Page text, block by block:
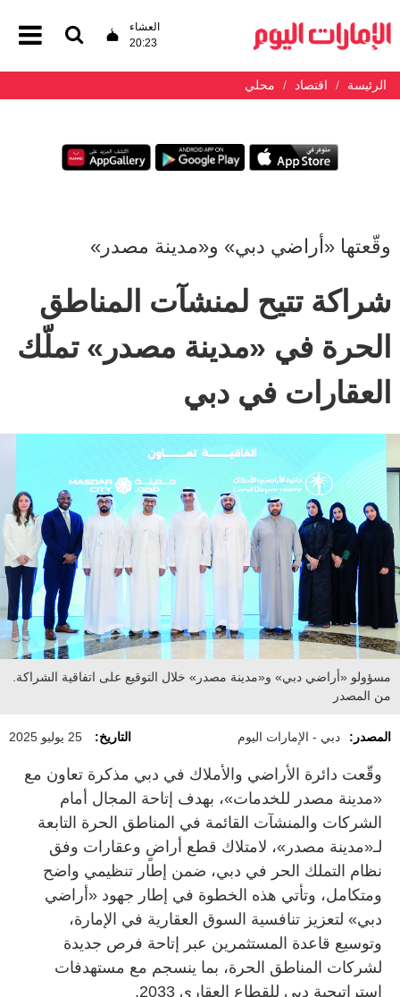
العشاء
20:23
الرئيسة اقتصاد محلي
وقّعتها «أراضي دبي» و«مدينة مصدر»
شراكة تتيح لمنشآت المناطق
الحرة في «مدينة مصدر» تملّك
العقارات في دبي
مسؤولو «أراضي دبي» و«مدينة مصدر» خلال التوقيع على اتفاقية الشراكة.
من المصدر
المصدر: دبي - الإمارات اليوم التاريخ: 25 يوليو 2025
وقّعت دائرة الأراضي والأملاك في دبي مذكرة تعاون مع
«مدينة مصدر للخدمات»، بهدف إتاحة المجال أمام
الشركات والمنشآت القائمة في المناطق الحرة التابعة
لـ«مدينة مصدر»، لامتلاك قطع أراضٍ وعقارات وفق
نظام التملك الحر في دبي، ضمن إطار تنظيمي واضح
ومتكامل، وتأتي هذه الخطوة في إطار جهود «أراضي
دبي» لتعزيز تنافسية السوق العقارية في الإمارة،
وتوسيع قاعدة المستثمرين عبر إتاحة فرص جديدة
لشركات المناطق الحرة، بما ينسجم مع مستهدفات
استراتيجية دبي للقطاع العقاري 2033.